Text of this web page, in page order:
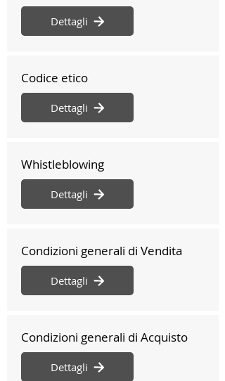
Dettagli
Codice etico
Dettagli
Whistleblowing
Dettagli
Condizioni generali di Vendita
Dettagli
Condizioni generali di Acquisto
Dettagli